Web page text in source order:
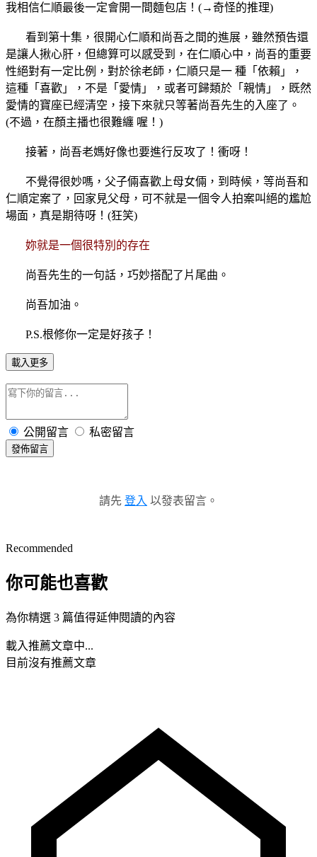
我相信仁順最後一定會開一間麵包店！(→奇怪的推理)
看到第十集，很開心仁順和尚吾之間的進展，雖然預告還
是讓人揪心肝，但總算可以感受到，在仁順心中，尚吾的重要
性絕對有一定比例，對於徐老師，仁順只是一 種「依賴」，
這種「喜歡」，不是「愛情」，或者可歸類於「親情」，既然
愛情的寶座已經清空，接下來就只等著尚吾先生的入座了。
(不過，在顏主播也很難纏 喔！)
接著，尚吾老媽好像也要進行反攻了！衝呀！
不覺得很妙嗎，父子倆喜歡上母女倆，到時候，等尚吾和
仁順定案了，回家見父母，可不就是一個令人拍案叫絕的尷尬
場面，真是期待呀！(狂笑)
妳就是一個很特別的存在
尚吾先生的一句話，巧妙搭配了片尾曲。
尚吾加油。
P.S.根修你一定是好孩子！
載入更多
公開留言 私密留言
發佈留言
請先 登入 以發表留言。
Recommended
你可能也喜歡
為你精選 3 篇值得延伸閱讀的內容
載入推薦文章中...
目前沒有推薦文章